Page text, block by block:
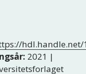
hdl.handle.net/
2021 |